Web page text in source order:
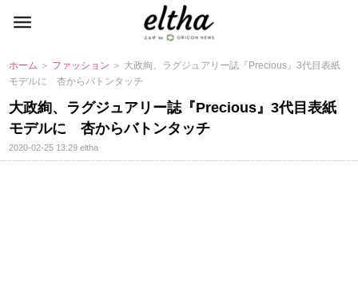
ホーム ＞ ファッション ＞ 大政絢、ラグジュアリー誌『Precious』3代目表紙
モデルに 杏からバトンタッチ
大政絢、ラグジュアリー誌『Precious』3代目表紙
モデルに 杏からバトンタッチ
2020-02-25 13:29eltha